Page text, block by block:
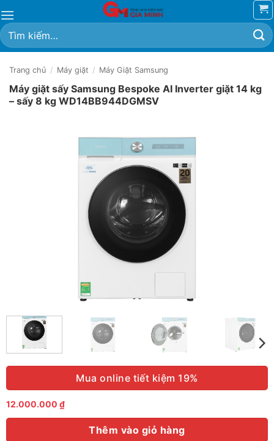
qua
nội
dung
Tìm
kiếm:
Trang chủ / Máy giặt / Máy Giặt Samsung
Máy giặt sấy Samsung Bespoke AI Inverter giặt 14 kg
– sấy 8 kg WD14BB944DGMSV
Mua online tiết kiệm 19%
12.000.000 ₫
Thêm vào giỏ hàng